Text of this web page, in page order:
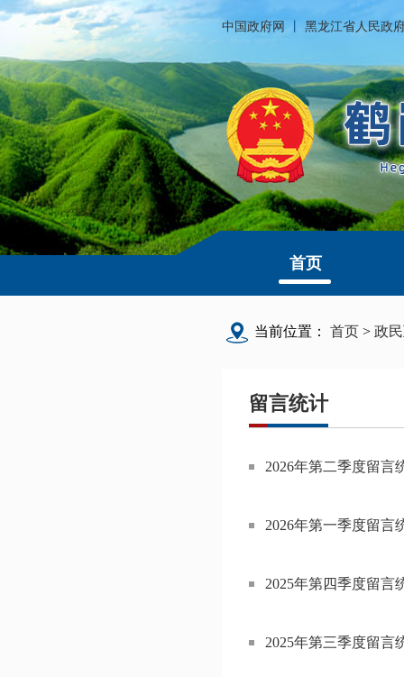
中国政府网 黑龙江省人民政
首页
当前位置： 首页 > 政
留言统计
2026年第二季度留言
2026年第一季度留言
2025年第四季度留言
2025年第三季度留言